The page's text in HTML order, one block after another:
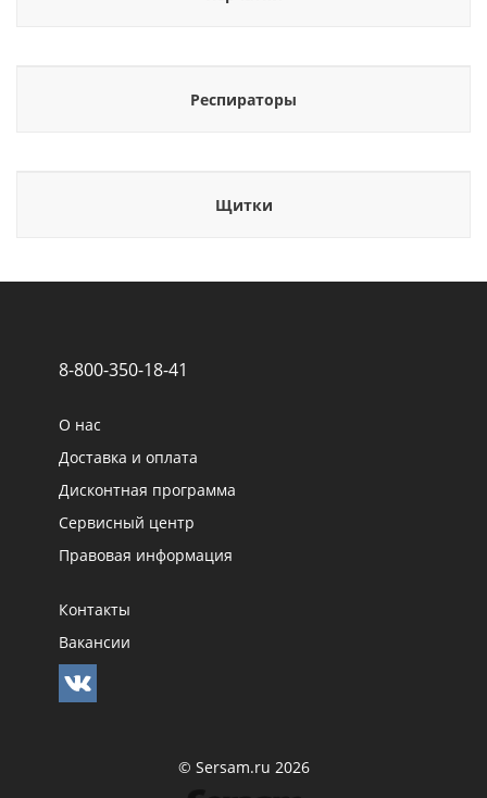
Респираторы
Щитки
8-800-350-18-41
О нас
Доставка и оплата
Дисконтная программа
Сервисный центр
Правовая информация
Контакты
Вакансии
© Sersam.ru 2026